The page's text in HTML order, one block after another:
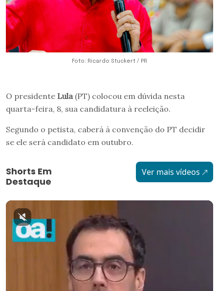
Foto: Ricardo Stuckert / PR
O presidente Lula (PT) colocou em dúvida nesta
quarta-feira, 8, sua candidatura à reeleição.
Segundo o petista, caberá à convenção do PT decidir
se ele será candidato em outubro.
Shorts Em
Destaque
Ver mais vídeos